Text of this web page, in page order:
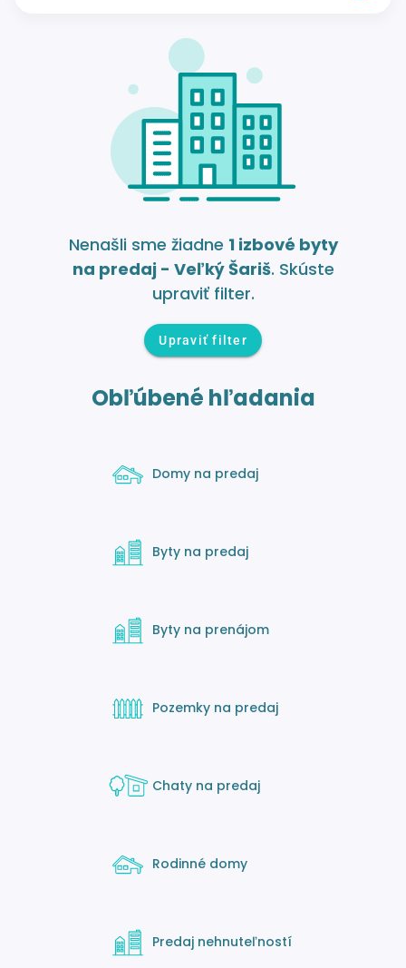
Nenašli sme žiadne 1 izbové byty
na predaj - Veľký Šariš. Skúste
upraviť filter.
Upraviť filter
Obľúbené hľadania
Domy na predaj
Byty na predaj
Byty na prenájom
Pozemky na predaj
Chaty na predaj
Rodinné domy
Predaj nehnuteľností